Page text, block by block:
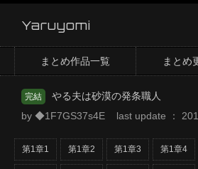
Yaruyomi
まとめ作品一覧 まとめ
完結
やる夫は砂漠の発条職人
by ◆1F7GS37s4E last update ：
第1章1 第1章2 第1章3 第1章4